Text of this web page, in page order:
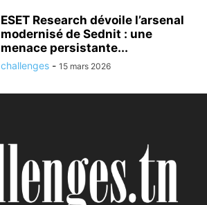
ESET Research dévoile l’arsenal
modernisé de Sednit : une
menace persistante...
challenges - 15 mars 2026